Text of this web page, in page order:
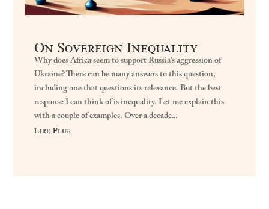
On Sovereign Inequality
Why does Africa seem to support Russia’s aggression of
Ukraine? There can be many answers to this question,
including one that questions its relevance. But the best
response I can think of is inequality. Let me explain this
with a couple of examples. Over a decade...
Lire Plus